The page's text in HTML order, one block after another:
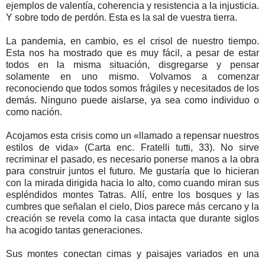
ejemplos de valentía, coherencia y resistencia a la injusticia.
Y sobre todo de perdón. Esta es la sal de vuestra tierra.
La pandemia, en cambio, es el crisol de nuestro tiempo.
Esta nos ha mostrado que es muy fácil, a pesar de estar
todos en la misma situación, disgregarse y pensar
solamente en uno mismo. Volvamos a comenzar
reconociendo que todos somos frágiles y necesitados de los
demás. Ninguno puede aislarse, ya sea como individuo o
como nación.
Acojamos esta crisis como un «llamado a repensar nuestros
estilos de vida» (Carta enc. Fratelli tutti, 33). No sirve
recriminar el pasado, es necesario ponerse manos a la obra
para construir juntos el futuro. Me gustaría que lo hicieran
con la mirada dirigida hacia lo alto, como cuando miran sus
espléndidos montes Tatras. Allí, entre los bosques y las
cumbres que señalan el cielo, Dios parece más cercano y la
creación se revela como la casa intacta que durante siglos
ha acogido tantas generaciones.
Sus montes conectan cimas y paisajes variados en una